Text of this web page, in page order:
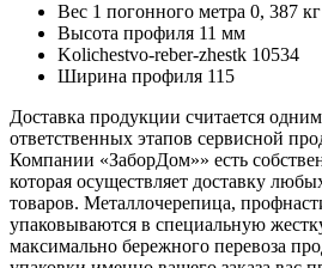
Вес 1 погонного метра 0, 387 кг
Высота профиля 11 мм
Kolichestvo-reber-zhestk 10534
Ширина профиля 115
Доставка продукции считается
ответственных этапов сервисной
Компании «ЗаборДом»» есть
которая осуществляет доставку
товаров. Металлочерепица,
упаковываются в специальную
максимально бережного перевоза